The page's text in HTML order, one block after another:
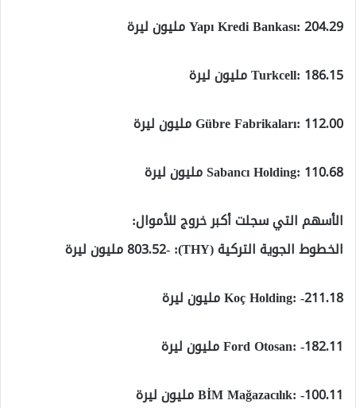
Yapı Kredi Bankası: 204.29 مليون ليرة
Turkcell: 186.15 مليون ليرة
Gübre Fabrikaları: 112.00 مليون ليرة
Sabancı Holding: 110.68 مليون ليرة
الأسهم التي سجلت أكبر خروج للأموال:
الخطوط الجوية التركية (THY): -803.52 مليون ليرة
Koç Holding: -211.18 مليون ليرة
Ford Otosan: -182.11 مليون ليرة
BİM Mağazacılık: -100.11 مليون ليرة